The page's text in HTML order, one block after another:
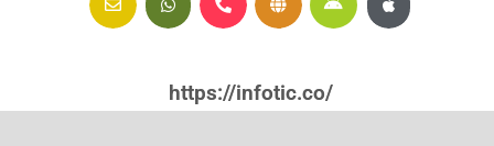
https://infotic.co/